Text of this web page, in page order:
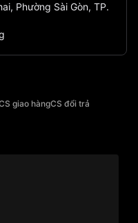
Phường Sài Gòn, TP.
giao hàngCS đổi trả